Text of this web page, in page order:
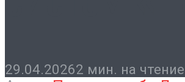
29.04.20262 мин. на чтение